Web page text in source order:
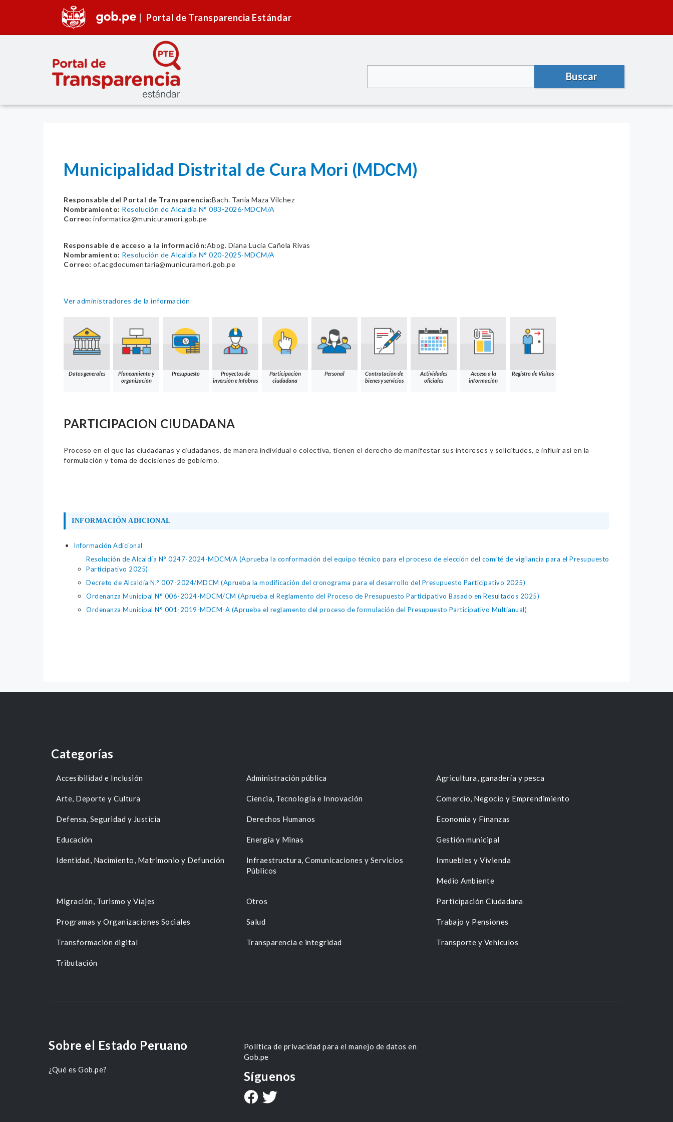
Portal de Transparencia Estándar
Buscar
Municipalidad Distrital de Cura Mori (MDCM)
Responsable del Portal de Transparencia:Bach. Tania Maza Vilchez
Nombramiento: Resolución de Alcaldía N° 083-2026-MDCM/A
Correo: informatica@municuramori.gob.pe
Responsable de acceso a la información:Abog. Diana Lucia Cañola Rivas
Nombramiento: Resolución de Alcaldía N° 020-2025-MDCM/A
Correo: of.acgdocumentaria@municuramori.gob.pe
Ver administradores de la información
Datos generales
Planeamiento y
organización
Presupuesto
Proyectos de
inversión e Infobras
Participación
ciudadana
Personal
Contratación de
bienes y servicios
Actividades
oficiales
Acceso a la
información
Registro de Visitas
PARTICIPACION CIUDADANA
Proceso en el que las ciudadanas y ciudadanos, de manera individual o colectiva, tienen el derecho de manifestar sus intereses y solicitudes, e influir así en la
formulación y toma de decisiones de gobierno.
INFORMACIÓN ADICIONAL
Información Adicional
Resolución de Alcaldía N° 0247-2024-MDCM/A (Aprueba la conformación del equipo técnico para el proceso de elección del comité de vigilancia para el Presupuesto
Participativo 2025)
Decreto de Alcaldía N.° 007-2024/MDCM (Aprueba la modificación del cronograma para el desarrollo del Presupuesto Participativo 2025)
Ordenanza Municipal N° 006-2024-MDCM/CM (Aprueba el Reglamento del Proceso de Presupuesto Participativo Basado en Resultados 2025)
Ordenanza Municipal N° 001-2019-MDCM-A (Aprueba el reglamento del proceso de formulación del Presupuesto Participativo Multianual)
Categorías
Accesibilidad e Inclusión Administración pública Agricultura, ganadería y pesca
Arte, Deporte y Cultura Ciencia, Tecnología e Innovación Comercio, Negocio y Emprendimiento
Defensa, Seguridad y Justicia Derechos Humanos Economía y Finanzas
Educación Energía y Minas Gestión municipal
Identidad, Nacimiento, Matrimonio y Defunción
Infraestructura, Comunicaciones y Servicios
Públicos
Inmuebles y Vivienda
Medio Ambiente
Migración, Turismo y Viajes Otros Participación Ciudadana
Programas y Organizaciones Sociales Salud Trabajo y Pensiones
Transformación digital Transparencia e integridad Transporte y Vehículos
Tributación
Sobre el Estado Peruano
¿Qué es Gob.pe?
Política de privacidad para el manejo de datos en
Gob.pe
Síguenos